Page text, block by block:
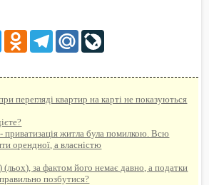
TwitterOdnoklassniki
TelegramMail.Ru
перегляді квартир на карті не показуються
- приватизація житла була помилкою. Всю
орендної, а власністю
за фактом його немає давно, а податки
позбутися?